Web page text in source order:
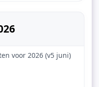
voor 2026 (v5 juni)